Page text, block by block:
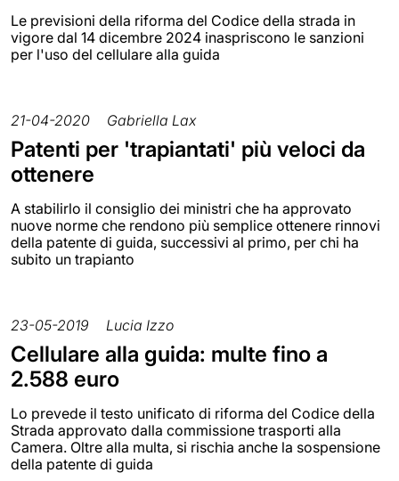
Le previsioni della riforma del Codice della strada in
vigore dal 14 dicembre 2024 inaspriscono le sanzioni
per l'uso del cellulare alla guida
21-04-2020 Gabriella Lax
Patenti per 'trapiantati' più veloci da
ottenere
A stabilirlo il consiglio dei ministri che ha approvato
nuove norme che rendono più semplice ottenere rinnovi
della patente di guida, successivi al primo, per chi ha
subito un trapianto
23-05-2019 Lucia Izzo
Cellulare alla guida: multe fino a
2.588 euro
Lo prevede il testo unificato di riforma del Codice della
Strada approvato dalla commissione trasporti alla
Camera. Oltre alla multa, si rischia anche la sospensione
della patente di guida